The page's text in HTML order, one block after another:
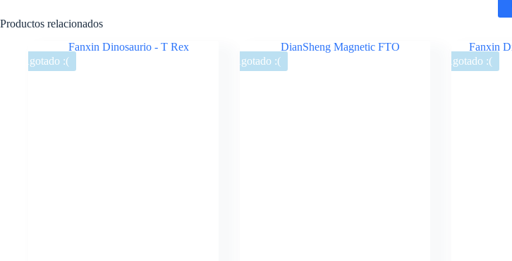
Productos relacionados
Agotado :( Agotado :( Agotado :(